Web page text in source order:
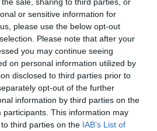
or sensitive information for
please use the below opt-out
Please note that after your
you may continue seeing
on personal information utilized by
disclosed to third parties prior to
opt-out of the further
information by third parties on the
participants. This information may
third parties on the IAB’s List of